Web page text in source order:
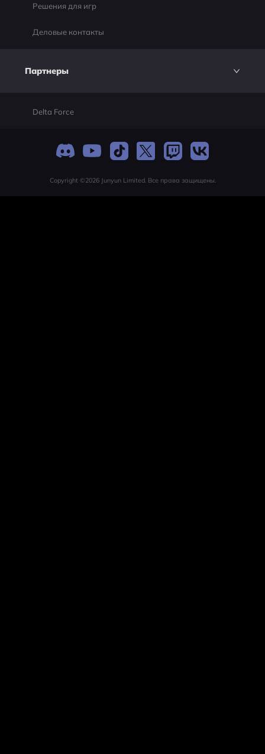
Решения для игр
Деловые контакты
Партнеры
Delta Force
Copyright ©2026 Junyun Limited. Все права защищены.